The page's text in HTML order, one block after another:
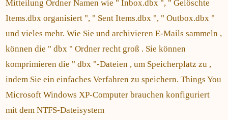
Mitteilung Ordner Namen wie " Inbox.dbx ", " Gelöschte
Items.dbx organisiert ", " Sent Items.dbx ", " Outbox.dbx "
und vieles mehr. Wie Sie und archivieren E-Mails sammeln ,
können die " dbx " Ordner recht groß . Sie können
komprimieren die " dbx "-Dateien , um Speicherplatz zu ,
indem Sie ein einfaches Verfahren zu speichern. Things You
Microsoft Windows XP-Computer brauchen konfiguriert
mit dem NTFS-Dateisystem